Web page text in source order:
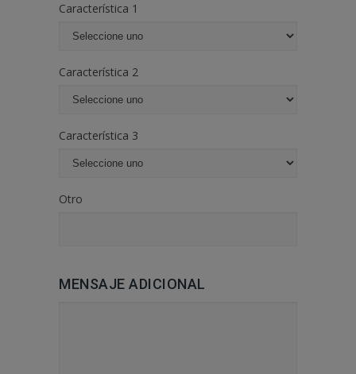
Característica 1
Característica 2
Característica 3
Otro
MENSAJE ADICIONAL